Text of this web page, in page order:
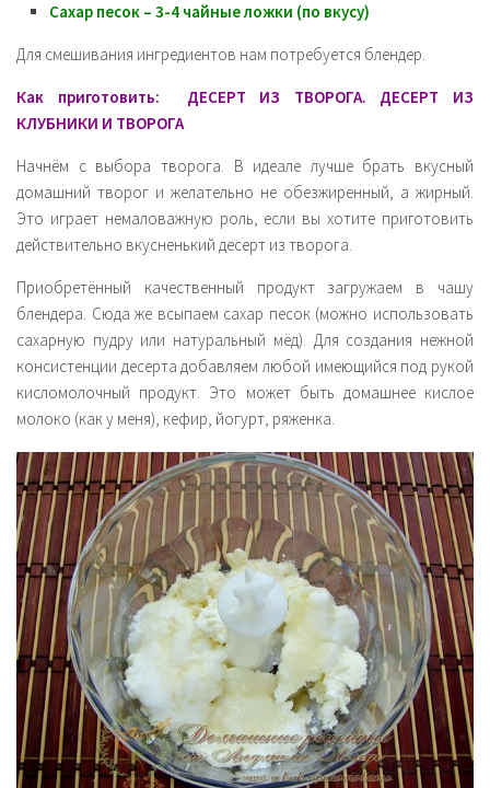
Сахар песок – 3-4 чайные ложки (по вкусу)
Для смешивания ингредиентов нам потребуется блендер.
Как приготовить: ДЕСЕРТ ИЗ ТВОРОГА. ДЕСЕРТ ИЗ
КЛУБНИКИ И ТВОРОГА
Начнём с выбора творога. В идеале лучше брать вкусный
домашний творог и желательно не обезжиренный, а жирный.
Это играет немаловажную роль, если вы хотите приготовить
действительно вкусненький десерт из творога.
Приобретённый качественный продукт загружаем в чашу
блендера. Сюда же всыпаем сахар песок (можно использовать
сахарную пудру или натуральный мёд). Для создания нежной
консистенции десерта добавляем любой имеющийся под рукой
кисломолочный продукт. Это может быть домашнее кислое
молоко (как у меня), кефир, йогурт, ряженка.